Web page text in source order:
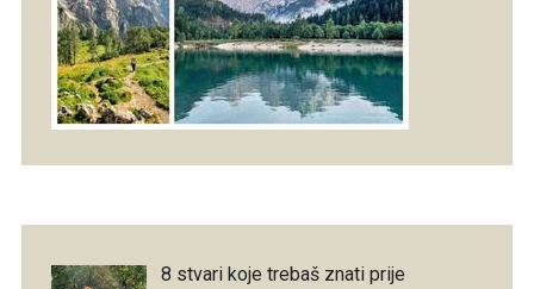
8 stvari koje trebaš znati prije